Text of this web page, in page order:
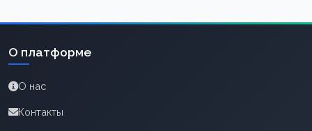
О платформе
О нас
Контакты